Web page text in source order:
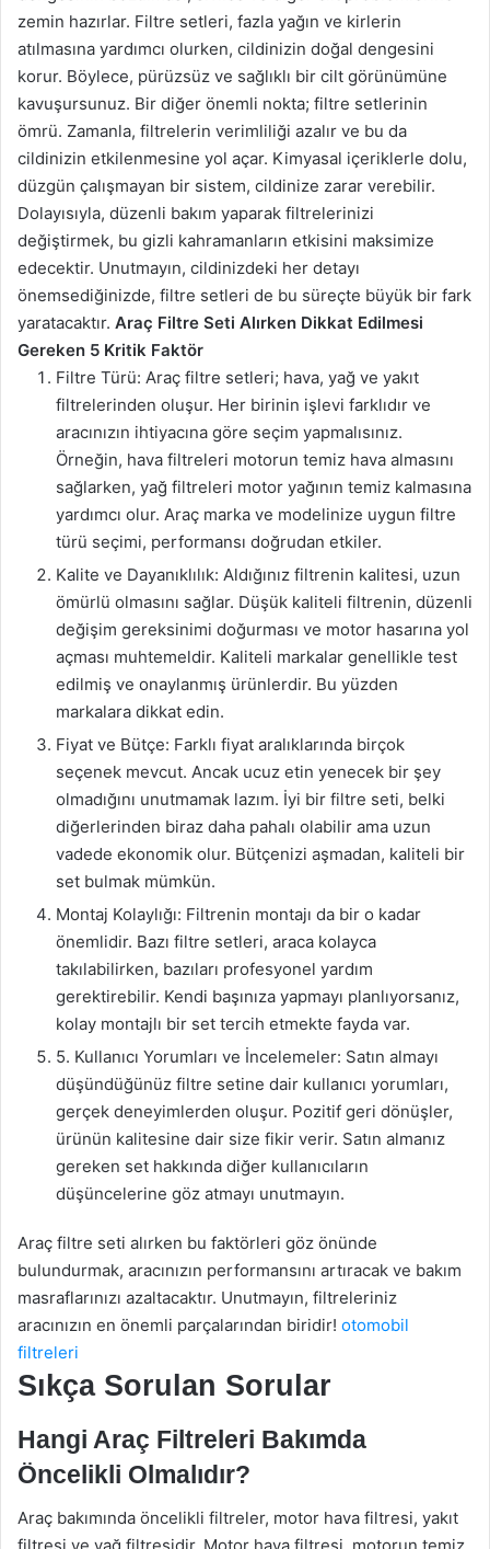
zemin hazırlar. Filtre setleri, fazla yağın ve kirlerin
atılmasına yardımcı olurken, cildinizin doğal dengesini
korur. Böylece, pürüzsüz ve sağlıklı bir cilt görünümüne
kavuşursunuz. Bir diğer önemli nokta; filtre setlerinin
ömrü. Zamanla, filtrelerin verimliliği azalır ve bu da
cildinizin etkilenmesine yol açar. Kimyasal içeriklerle dolu,
düzgün çalışmayan bir sistem, cildinize zarar verebilir.
Dolayısıyla, düzenli bakım yaparak filtrelerinizi
değiştirmek, bu gizli kahramanların etkisini maksimize
edecektir. Unutmayın, cildinizdeki her detayı
önemsediğinizde, filtre setleri de bu süreçte büyük bir fark
yaratacaktır. Araç Filtre Seti Alırken Dikkat Edilmesi
Gereken 5 Kritik Faktör
Filtre Türü: Araç filtre setleri; hava, yağ ve yakıt
filtrelerinden oluşur. Her birinin işlevi farklıdır ve
aracınızın ihtiyacına göre seçim yapmalısınız.
Örneğin, hava filtreleri motorun temiz hava almasını
sağlarken, yağ filtreleri motor yağının temiz kalmasına
yardımcı olur. Araç marka ve modelinize uygun filtre
türü seçimi, performansı doğrudan etkiler.
Kalite ve Dayanıklılık: Aldığınız filtrenin kalitesi, uzun
ömürlü olmasını sağlar. Düşük kaliteli filtrenin, düzenli
değişim gereksinimi doğurması ve motor hasarına yol
açması muhtemeldir. Kaliteli markalar genellikle test
edilmiş ve onaylanmış ürünlerdir. Bu yüzden
markalara dikkat edin.
Fiyat ve Bütçe: Farklı fiyat aralıklarında birçok
seçenek mevcut. Ancak ucuz etin yenecek bir şey
olmadığını unutmamak lazım. İyi bir filtre seti, belki
diğerlerinden biraz daha pahalı olabilir ama uzun
vadede ekonomik olur. Bütçenizi aşmadan, kaliteli bir
set bulmak mümkün.
Montaj Kolaylığı: Filtrenin montajı da bir o kadar
önemlidir. Bazı filtre setleri, araca kolayca
takılabilirken, bazıları profesyonel yardım
gerektirebilir. Kendi başınıza yapmayı planlıyorsanız,
kolay montajlı bir set tercih etmekte fayda var.
5. Kullanıcı Yorumları ve İncelemeler: Satın almayı
düşündüğünüz filtre setine dair kullanıcı yorumları,
gerçek deneyimlerden oluşur. Pozitif geri dönüşler,
ürünün kalitesine dair size fikir verir. Satın almanız
gereken set hakkında diğer kullanıcıların
düşüncelerine göz atmayı unutmayın.
Araç filtre seti alırken bu faktörleri göz önünde
bulundurmak, aracınızın performansını artıracak ve bakım
masraflarınızı azaltacaktır. Unutmayın, filtreleriniz
aracınızın en önemli parçalarından biridir! otomobil
filtreleri
Sıkça Sorulan Sorular
Hangi Araç Filtreleri Bakımda
Öncelikli Olmalıdır?
Araç bakımında öncelikli filtreler, motor hava filtresi, yakıt